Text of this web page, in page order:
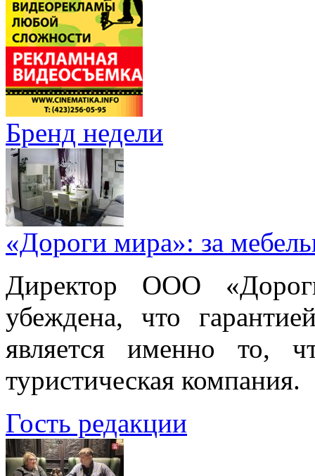
Бренд недели
«Дороги мира»: за
Директор ООО
убеждена, что
является именно то,
туристическая компания.
Гость редакции